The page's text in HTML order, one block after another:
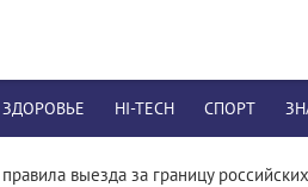
ЗДОРОВЬЕ HI-TECH СПОРТ
выезда за границу